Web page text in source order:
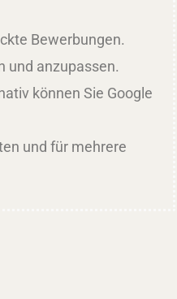
Bewerbungen.
und anzupassen.
können Sie Google
und für mehrere